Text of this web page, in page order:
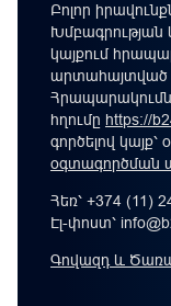
Բոլոր
Խմբագրության
կայքում
արտահայտված
հղումը https://
գործելով
օգտագործման
Հեռ՝ +374 (11)
Էլ-փոստ՝
Գովազդ և